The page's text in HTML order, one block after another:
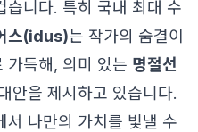
습니다. 특히 국내 최대 수
스(idus)는 작가의 숨결이
가득해, 의미 있는 명절선
안을 제시하고 있습니다.
서 나만의 가치를 빛낼 수